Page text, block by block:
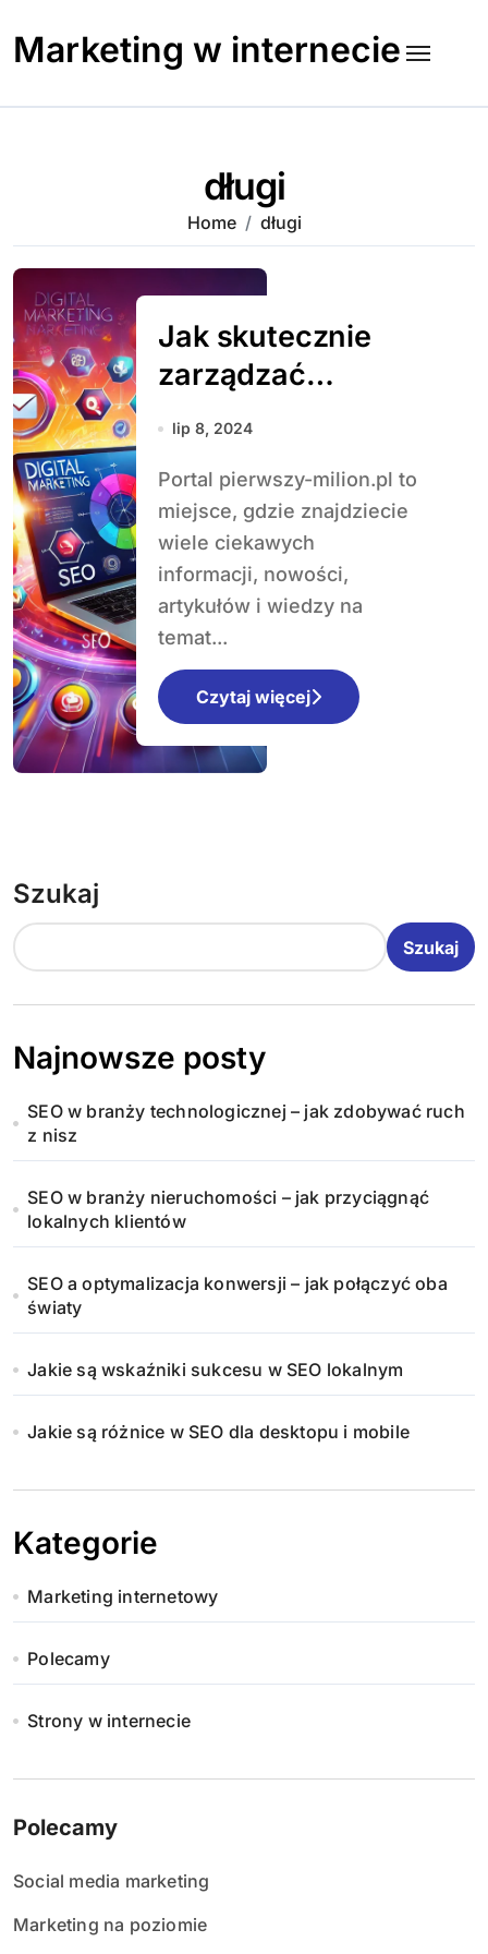
content
Marketing w internecie
długi
Home długi
Jak skutecznie
zarządzać
finansami, aby
pierwszy milion
lip 8, 2024
Portal pierwszy-milion.pl to
miejsce, gdzie znajdziecie
wiele ciekawych
informacji, nowości,
artykułów i wiedzy na
temat...
Czytaj więcej
Szukaj
Szukaj
Najnowsze posty
SEO w branży technologicznej – jak zdobywać ruch
z nisz
SEO w branży nieruchomości – jak przyciągnąć
lokalnych klientów
SEO a optymalizacja konwersji – jak połączyć oba
światy
Jakie są wskaźniki sukcesu w SEO lokalnym
Jakie są różnice w SEO dla desktopu i mobile
Kategorie
Marketing internetowy
Polecamy
Strony w internecie
Polecamy
Social media marketing
Marketing na poziomie